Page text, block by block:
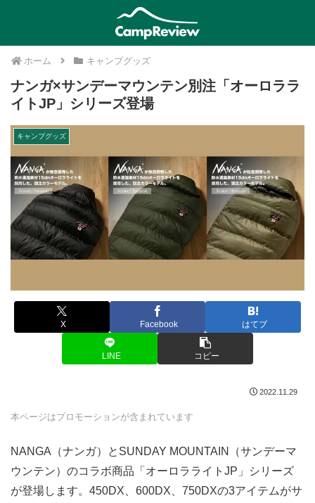
ホーム キャンプグッズ
ナンガ×サンデーマウンテン別注「オーロララ
イトJP」シリーズ登場
キャンプグッズ
X Facebook はてブ
LINE コピー
2022.11.29
本ページはプロモーションが含まれています
NANGA（ナンガ）とSUNDAY MOUNTAIN（サンデーマ
ウンテン）のコラボ商品「オーロラライトJP」シリーズ
が登場します。450DX、600DX、750DXの3アイテムがサ